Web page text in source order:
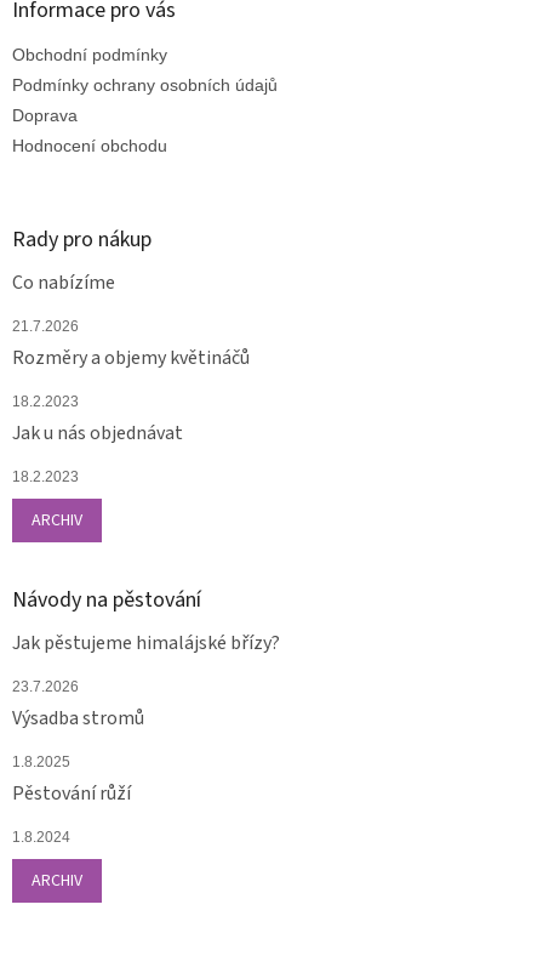
Informace pro vás
Obchodní podmínky
Podmínky ochrany osobních údajů
Doprava
Hodnocení obchodu
Rady pro nákup
Co nabízíme
21.7.2026
Rozměry a objemy květináčů
18.2.2023
Jak u nás objednávat
18.2.2023
ARCHIV
Návody na pěstování
Jak pěstujeme himalájské břízy?
23.7.2026
Výsadba stromů
1.8.2025
Pěstování růží
1.8.2024
ARCHIV